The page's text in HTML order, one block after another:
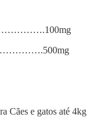
Cães e gatos até 4kg